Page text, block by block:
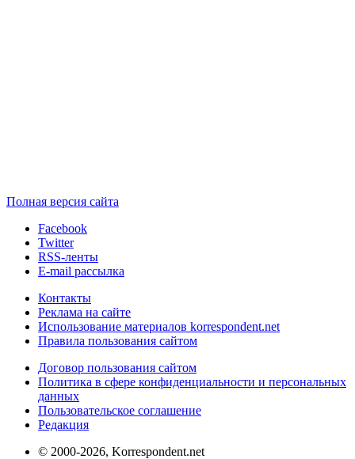
Полная версия сайта
Facebook
Twitter
RSS-ленты
E-mail рассылка
Контакты
Реклама на сайте
Использование материалов korrespondent.net
Правила пользования сайтом
Договор пользования сайтом
Политика в сфере конфиденциальности и персональных
данных
Пользовательское соглашение
Редакция
© 2000-2026, Korrespondent.net